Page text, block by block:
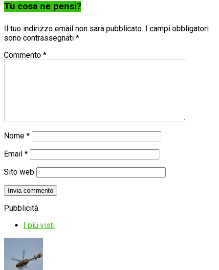
Tu cosa ne pensi?
Il tuo indirizzo email non sarà pubblicato. I campi obbligatori
sono contrassegnati *
Commento *
Nome *
Email *
Sito web
Pubblicità
I più visti